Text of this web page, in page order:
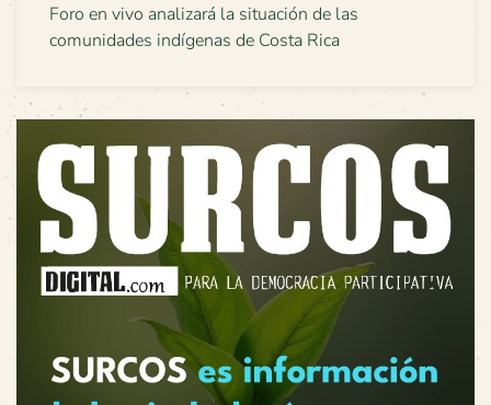
Foro en vivo analizará la situación de las
comunidades indígenas de Costa Rica